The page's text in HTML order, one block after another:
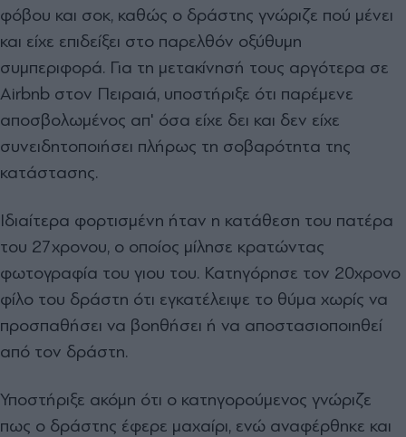
φόβου και σοκ, καθώς ο δράστης γνώριζε πού μένει
και είχε επιδείξει στο παρελθόν οξύθυμη
συμπεριφορά. Για τη μετακίνησή τους αργότερα σε
Airbnb στον Πειραιά, υποστήριξε ότι παρέμενε
αποσβολωμένος απ' όσα είχε δει και δεν είχε
συνειδητοποιήσει πλήρως τη σοβαρότητα της
κατάστασης.
Ιδιαίτερα φορτισμένη ήταν η κατάθεση του πατέρα
του 27χρονου, ο οποίος μίλησε κρατώντας
φωτογραφία του γιου του. Κατηγόρησε τον 20χρονο
φίλο του δράστη ότι εγκατέλειψε το θύμα χωρίς να
προσπαθήσει να βοηθήσει ή να αποστασιοποιηθεί
από τον δράστη.
Υποστήριξε ακόμη ότι ο κατηγορούμενος γνώριζε
πως ο δράστης έφερε μαχαίρι, ενώ αναφέρθηκε και